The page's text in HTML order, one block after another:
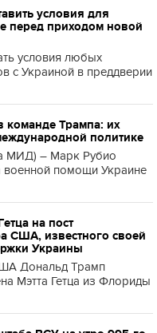
условия для
перед приходом новой
условия любых
с Украиной в преддверии
команде Трампа: их
политике
МИД) – Марк Рубио
военной помощи Украине
на пост
США, известного своей
Украины
Дональд Трамп
Мэтта Гетца из Флориды